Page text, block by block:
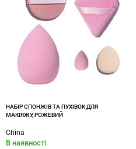
НАБІР СПОНЖІВ ТА ПУХІВОК ДЛЯ
МАКІЯЖУ, РОЖЕВИЙ
China
В наявності